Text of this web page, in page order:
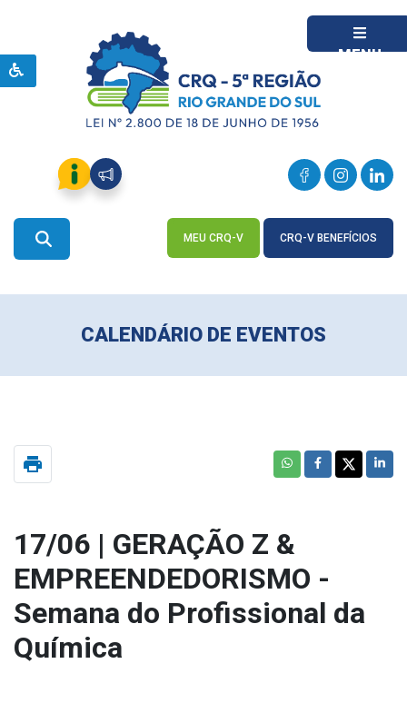
MENU
MEU CRQ-V CRQ-V BENEFÍCIOS
CALENDÁRIO DE EVENTOS
print
17/06 | GERAÇÃO Z &
EMPREENDEDORISMO -
Semana do Profissional da
Química